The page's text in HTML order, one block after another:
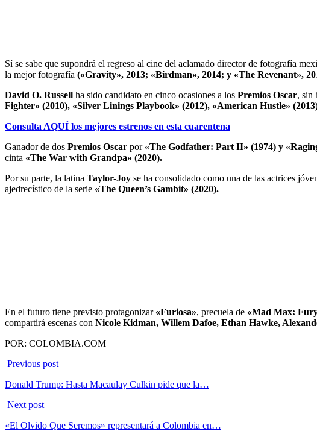
Sí se sabe que supondrá el regreso al cine del aclamado director de fotografía
la mejor fotografía («Gravity», 2013; «Birdman», 2014; y «The Revenant»,
David O. Russell ha sido candidato en cinco ocasiones a los Premios Oscar, sin
Fighter» (2010), «Silver Linings Playbook» (2012), «American Hustle»
Consulta AQUÍ los mejores estrenos en esta cuarentena
Ganador de dos Premios Oscar por«The Godfather: Part II» (1974) y
cinta «The War with Grandpa» (2020).
Por su parte, la latina Taylor-Joy se ha consolidado como una de las actrices
ajedrecístico de la serie «The Queen’s Gambit» (2020).
En el futuro tiene previsto protagonizar«Furiosa», precuela de «Mad Max:
compartirá escenas con Nicole Kidman, Willem Dafoe, Ethan Hawke,
POR: COLOMBIA.COM
Previous post
Donald Trump: Hasta Macaulay Culkin pide que la…
Next post
«El Olvido Que Seremos» representará a Colombia en…